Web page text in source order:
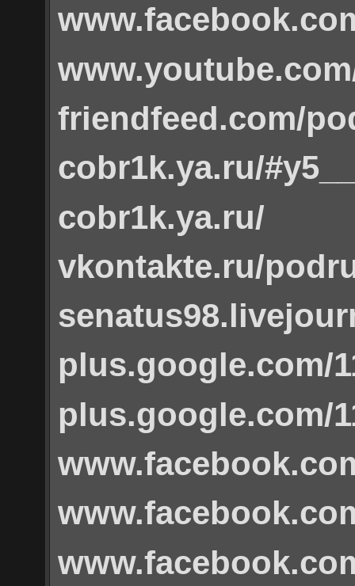
friendfeed.com/
cobr1k.ya.ru/
cobr1k.ya.ru/
vkontakte.ru/
plus.google.com/
plus.google.com/